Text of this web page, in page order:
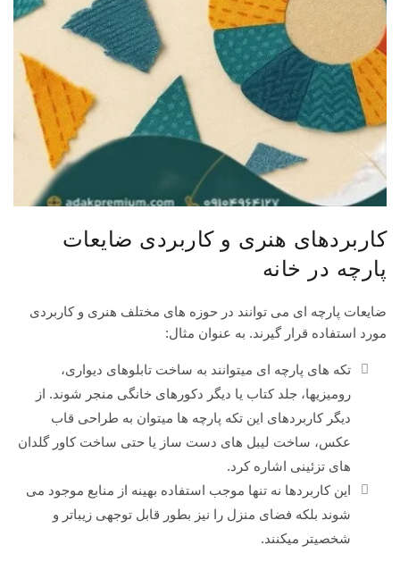
کاربردهای هنری و کاربردی ضایعات
پارچه در خانه
ضایعات پارچه ای می توانند در حوزه های مختلف هنری و کاربردی
مورد استفاده قرار گیرند. به عنوان مثال:
تکه های پارچه ای میتوانند به ساخت تابلوهای دیواری،
رومیزیها، جلد کتاب یا دیگر دکورهای خانگی منجر شوند. از
دیگر کاربردهای این تکه پارچه ها میتوان به طراحی قاب
عکس، ساخت لیبل های دست ساز یا حتی ساخت کاور گلدان
های تزئینی اشاره کرد.
این کاربردها نه تنها موجب استفاده بهینه از منابع موجود می
شوند بلکه فضای منزل را نیز بطور قابل توجهی زیباتر و
شخصیتر میکنند.